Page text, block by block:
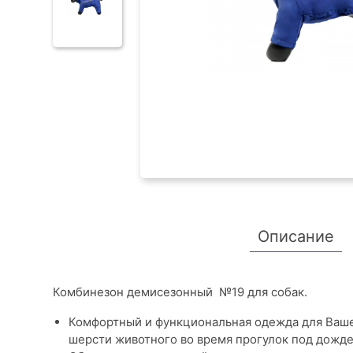
Описание
Комбинезон демисезонный №19 для собак.
Комфортный и функциональная одежда для
шерсти животного во время прогулок под